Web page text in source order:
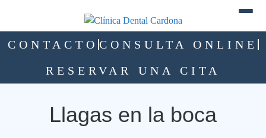
CONTACTO CONSULTA ONLINE
RESERVAR UNA CITA
Llagas en la boca